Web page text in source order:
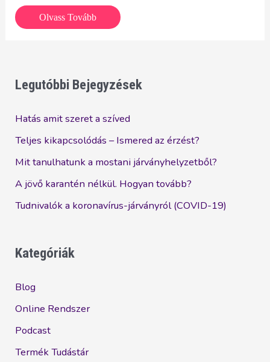
Kipihenten
ébredsz
Olvass Tovább
Legutóbbi Bejegyzések
Hatás amit szeret a szíved
Teljes kikapcsolódás – Ismered az érzést?
Mit tanulhatunk a mostani járványhelyzetből?
A jövő karantén nélkül. Hogyan tovább?
Tudnivalók a koronavírus-járványról (COVID-19)
Kategóriák
Blog
Online Rendszer
Podcast
Termék Tudástár